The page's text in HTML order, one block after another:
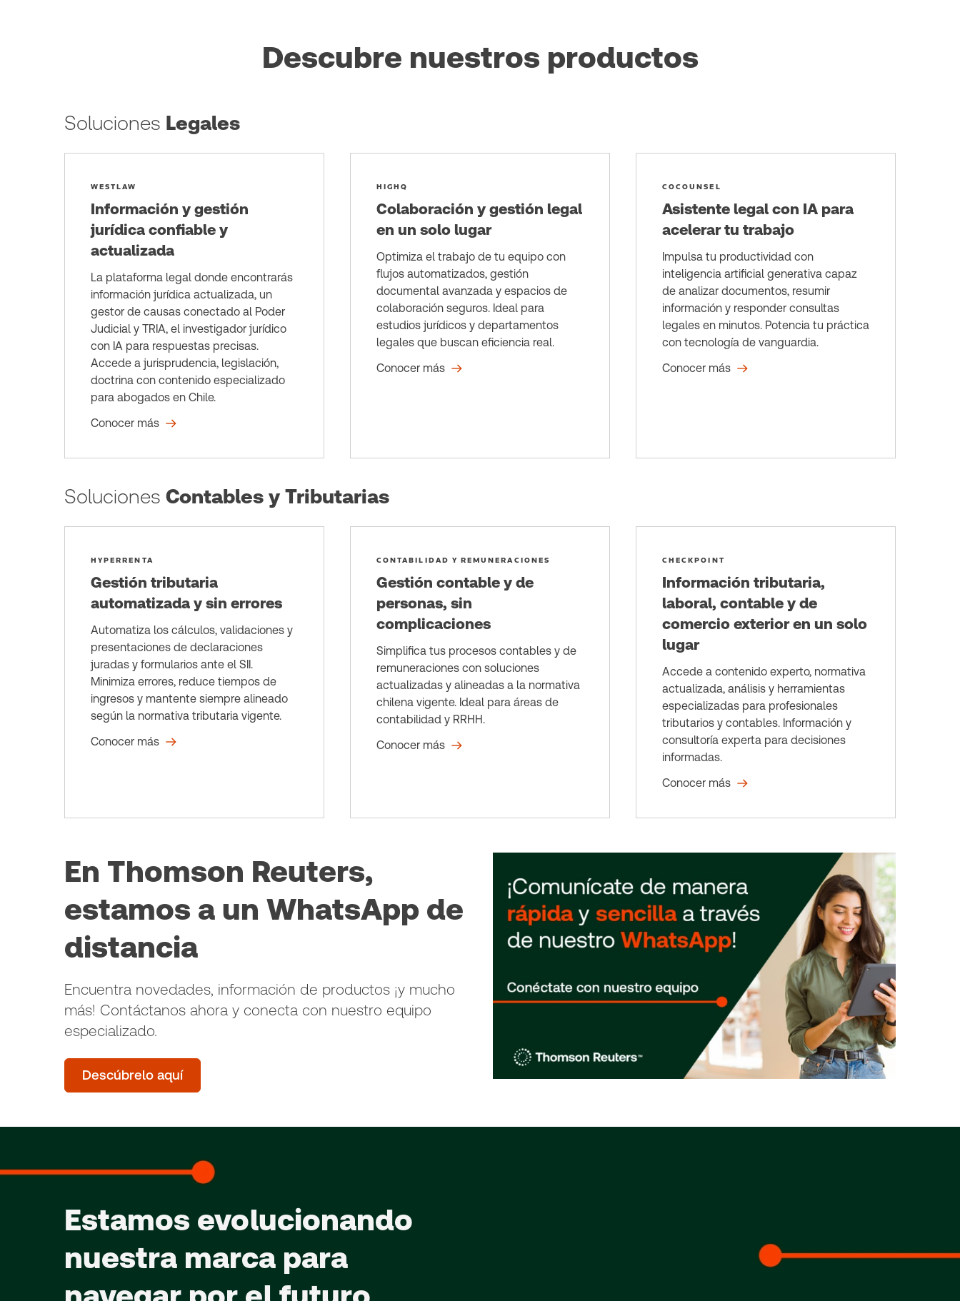
Descubre nuestros productos
Soluciones Legales
WESTLAW
Información y gestión
jurídica confiable y
actualizada
La plataforma legal donde encontrarás
información jurídica actualizada, un
gestor de causas conectado al Poder
Judicial y TRIA, el investigador jurídico
con IA para respuestas precisas.
Accede a jurisprudencia, legislación,
doctrina con contenido especializado
para abogados en Chile.
Conocer más
HIGHQ
Colaboración y gestión legal
en un solo lugar
Optimiza el trabajo de tu equipo con
flujos automatizados, gestión
documental avanzada y espacios de
colaboración seguros. Ideal para
estudios jurídicos y departamentos
legales que buscan eficiencia real.
Conocer más
COCOUNSEL
Asistente legal con IA para
acelerar tu trabajo
Impulsa tu productividad con
inteligencia artificial generativa capaz
de analizar documentos, resumir
información y responder consultas
legales en minutos. Potencia tu práctica
con tecnología de vanguardia.
Conocer más
Soluciones Contables y Tributarias
HYPERRENTA
Gestión tributaria
automatizada y sin errores
Automatiza los cálculos, validaciones y
presentaciones de declaraciones
juradas y formularios ante el SII.
Minimiza errores, reduce tiempos de
ingresos y mantente siempre alineado
según la normativa tributaria vigente.
Conocer más
CONTABILIDAD Y REMUNERACIONES
Gestión contable y de
personas, sin
complicaciones
Simplifica tus procesos contables y de
remuneraciones con soluciones
actualizadas y alineadas a la normativa
chilena vigente. Ideal para áreas de
contabilidad y RRHH.
Conocer más
CHECKPOINT
Información tributaria,
laboral, contable y de
comercio exterior en un solo
lugar
Accede a contenido experto, normativa
actualizada, análisis y herramientas
especializadas para profesionales
tributarios y contables. Información y
consultoría experta para decisiones
informadas.
Conocer más
En Thomson Reuters,
estamos a un WhatsApp de
distancia
Encuentra novedades, información de productos ¡y mucho
más! Contáctanos ahora y conecta con nuestro equipo
especializado.
Descúbrelo aquí
Estamos evolucionando
nuestra marca para